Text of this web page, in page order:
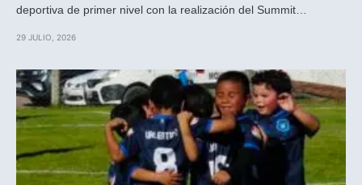
deportiva de primer nivel con la realización del Summit…
29 JULIO, 2026